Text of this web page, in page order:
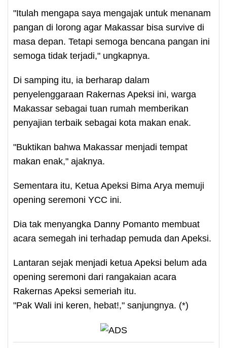
"Itulah mengapa saya mengajak untuk menanam
pangan di lorong agar Makassar bisa survive di
masa depan. Tetapi semoga bencana pangan ini
semoga tidak terjadi," ungkapnya.
Di samping itu, ia berharap dalam
penyelenggaraan Rakernas Apeksi ini, warga
Makassar sebagai tuan rumah memberikan
penyajian terbaik sebagai kota makan enak.
"Buktikan bahwa Makassar menjadi tempat
makan enak," ajaknya.
Sementara itu, Ketua Apeksi Bima Arya memuji
opening seremoni YCC ini.
Dia tak menyangka Danny Pomanto membuat
acara semegah ini terhadap pemuda dan Apeksi.
Lantaran sejak menjadi ketua Apeksi belum ada
opening seremoni dari rangakaian acara
Rakernas Apeksi semeriah itu.
"Pak Wali ini keren, hebat!," sanjungnya. (*)